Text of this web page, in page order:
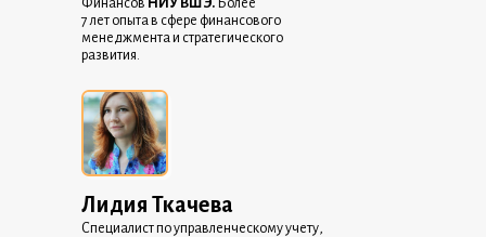
Лидия Ткачева
Специалист по управленческому учету,
Финансов НИУ ВШЭ. Более
7 лет опыта в сфере финансового
менеджмента и стратегического
развития.